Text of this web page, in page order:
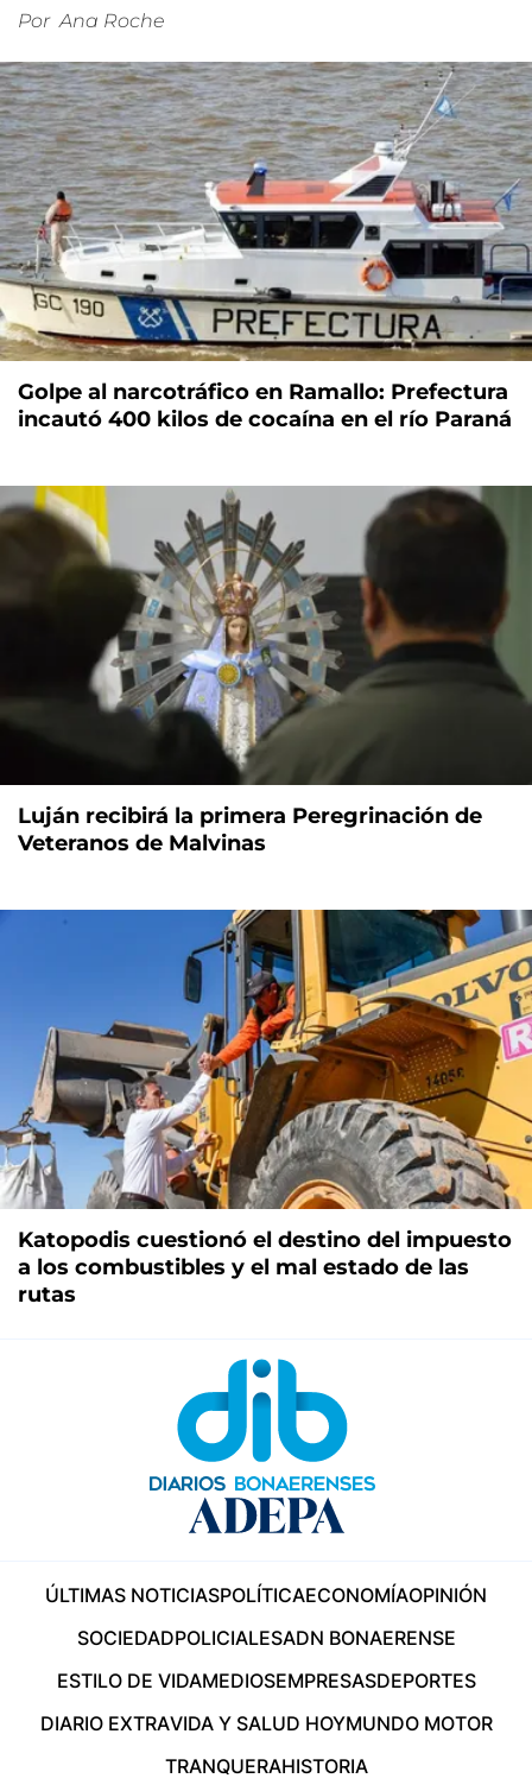
Por Ana Roche
Golpe al narcotráfico en Ramallo: Prefectura
incautó 400 kilos de cocaína en el río Paraná
Luján recibirá la primera Peregrinación de
Veteranos de Malvinas
Katopodis cuestionó el destino del impuesto
a los combustibles y el mal estado de las
rutas
ÚLTIMAS NOTICIASPOLÍTICAECONOMÍAOPINIÓN
SOCIEDADPOLICIALESADN BONAERENSE
ESTILO DE VIDAMEDIOSEMPRESASDEPORTES
DIARIO EXTRAVIDA Y SALUD HOYMUNDO MOTOR
TRANQUERAHISTORIA